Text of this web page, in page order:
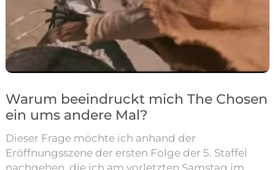
Warum beeindruckt mich The Chosen
ein ums andere Mal?
Dieser Frage möchte ich anhand der
Eröffnungsszene der ersten Folge der 5. Staffel